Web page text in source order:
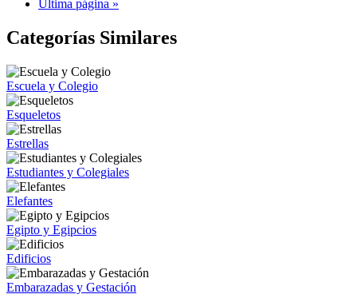
Última página »
Categorías Similares
Escuela y Colegio
Esqueletos
Estrellas
Estudiantes y Colegiales
Elefantes
Egipto y Egipcios
Edificios
Embarazadas y Gestación